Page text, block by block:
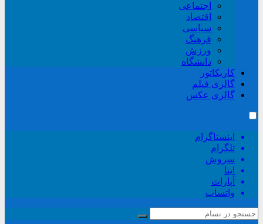
اجتماعی
اقتصاد
سیاسی
فرهنگ
ورزش
دانشگاه
کاریکاتور
گالری فیلم
گالری عکس
اینستاگرام
تلگرام
سروش
ایتا
آپارات
واتساپ